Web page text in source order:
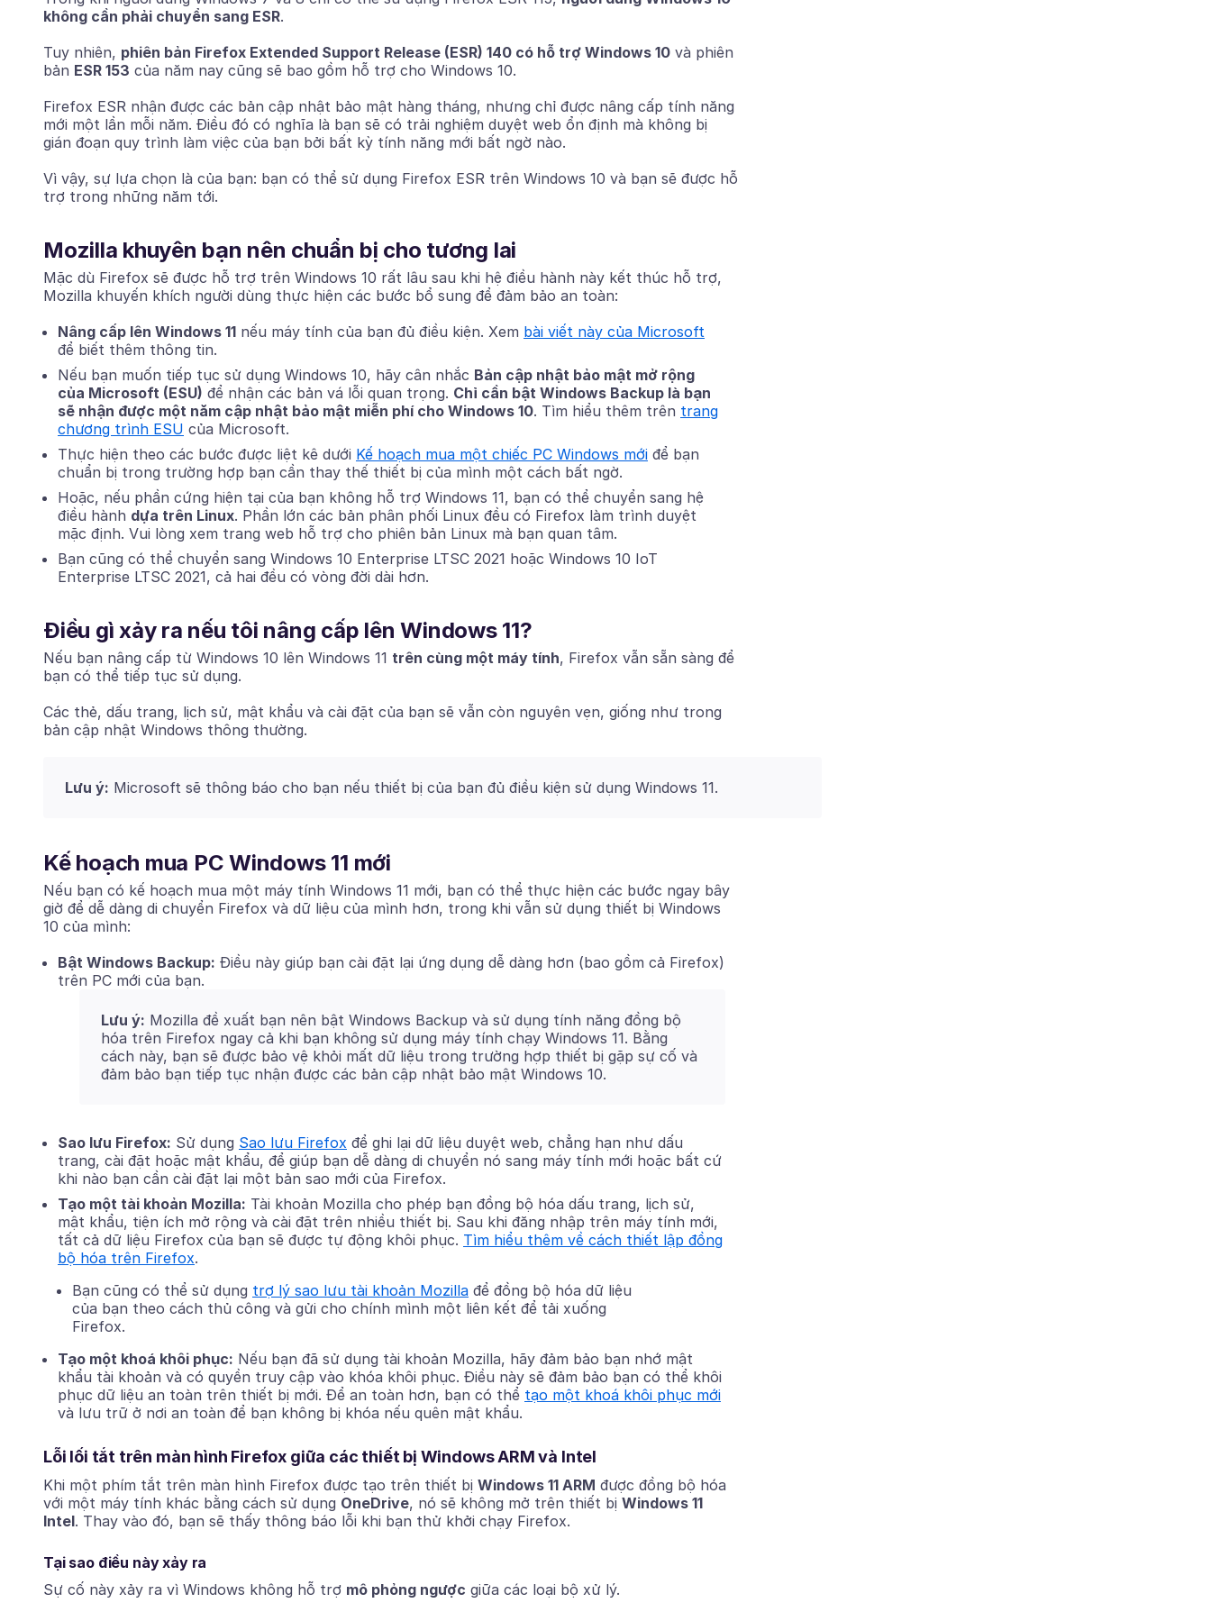
không cần phải chuyển sang ESR.
Tuy nhiên, phiên bản Firefox Extended Support Release (ESR) 140 có hỗ trợ Windows 10 và phiên
bản ESR 153 của năm nay cũng sẽ bao gồm hỗ trợ cho Windows 10.
Firefox ESR nhận được các bản cập nhật bảo mật hàng tháng, nhưng chỉ được nâng cấp tính năng
mới một lần mỗi năm. Điều đó có nghĩa là bạn sẽ có trải nghiệm duyệt web ổn định mà không bị
gián đoạn quy trình làm việc của bạn bởi bất kỳ tính năng mới bất ngờ nào.
Vì vậy, sự lựa chọn là của bạn: bạn có thể sử dụng Firefox ESR trên Windows 10 và bạn sẽ được hỗ
trợ trong những năm tới.
Mozilla khuyên bạn nên chuẩn bị cho tương lai
Mặc dù Firefox sẽ được hỗ trợ trên Windows 10 rất lâu sau khi hệ điều hành này kết thúc hỗ trợ,
Mozilla khuyến khích người dùng thực hiện các bước bổ sung để đảm bảo an toàn:
Nâng cấp lên Windows 11 nếu máy tính của bạn đủ điều kiện. Xem bài viết này của Microsoft
để biết thêm thông tin.
Nếu bạn muốn tiếp tục sử dụng Windows 10, hãy cân nhắc Bản cập nhật bảo mật mở rộng
của Microsoft (ESU) để nhận các bản vá lỗi quan trọng. Chỉ cần bật Windows Backup là bạn
sẽ nhận được một năm cập nhật bảo mật miễn phí cho Windows 10. Tìm hiểu thêm trên trang
chương trình ESU của Microsoft.
Thực hiện theo các bước được liệt kê dưới Kế hoạch mua một chiếc PC Windows mới để bạn
chuẩn bị trong trường hợp bạn cần thay thế thiết bị của mình một cách bất ngờ.
Hoặc, nếu phần cứng hiện tại của bạn không hỗ trợ Windows 11, bạn có thể chuyển sang hệ
điều hành dựa trên Linux. Phần lớn các bản phân phối Linux đều có Firefox làm trình duyệt
mặc định. Vui lòng xem trang web hỗ trợ cho phiên bản Linux mà bạn quan tâm.
Bạn cũng có thể chuyển sang Windows 10 Enterprise LTSC 2021 hoặc Windows 10 IoT
Enterprise LTSC 2021, cả hai đều có vòng đời dài hơn.
Điều gì xảy ra nếu tôi nâng cấp lên Windows 11?
Nếu bạn nâng cấp từ Windows 10 lên Windows 11 trên cùng một máy tính, Firefox vẫn sẵn sàng để
bạn có thể tiếp tục sử dụng.
Các thẻ, dấu trang, lịch sử, mật khẩu và cài đặt của bạn sẽ vẫn còn nguyên vẹn, giống như trong
bản cập nhật Windows thông thường.
Lưu ý: Microsoft sẽ thông báo cho bạn nếu thiết bị của bạn đủ điều kiện sử dụng Windows 11.
Kế hoạch mua PC Windows 11 mới
Nếu bạn có kế hoạch mua một máy tính Windows 11 mới, bạn có thể thực hiện các bước ngay bây
giờ để dễ dàng di chuyển Firefox và dữ liệu của mình hơn, trong khi vẫn sử dụng thiết bị Windows
10 của mình:
Bật Windows Backup: Điều này giúp bạn cài đặt lại ứng dụng dễ dàng hơn (bao gồm cả Firefox)
trên PC mới của bạn.
Lưu ý: Mozilla đề xuất bạn nên bật Windows Backup và sử dụng tính năng đồng bộ
hóa trên Firefox ngay cả khi bạn không sử dụng máy tính chạy Windows 11. Bằng
cách này, bạn sẽ được bảo vệ khỏi mất dữ liệu trong trường hợp thiết bị gặp sự cố và
đảm bảo bạn tiếp tục nhận được các bản cập nhật bảo mật Windows 10.
Sao lưu Firefox: Sử dụng Sao lưu Firefox để ghi lại dữ liệu duyệt web, chẳng hạn như dấu
trang, cài đặt hoặc mật khẩu, để giúp bạn dễ dàng di chuyển nó sang máy tính mới hoặc bất cứ
khi nào bạn cần cài đặt lại một bản sao mới của Firefox.
Tạo một tài khoản Mozilla: Tài khoản Mozilla cho phép bạn đồng bộ hóa dấu trang, lịch sử,
mật khẩu, tiện ích mở rộng và cài đặt trên nhiều thiết bị. Sau khi đăng nhập trên máy tính mới,
tất cả dữ liệu Firefox của bạn sẽ được tự động khôi phục. Tìm hiểu thêm về cách thiết lập đồng
bộ hóa trên Firefox.
Bạn cũng có thể sử dụng trợ lý sao lưu tài khoản Mozilla để đồng bộ hóa dữ liệu
của bạn theo cách thủ công và gửi cho chính mình một liên kết để tải xuống
Firefox.
Tạo một khoá khôi phục: Nếu bạn đã sử dụng tài khoản Mozilla, hãy đảm bảo bạn nhớ mật
khẩu tài khoản và có quyền truy cập vào khóa khôi phục. Điều này sẽ đảm bảo bạn có thể khôi
phục dữ liệu an toàn trên thiết bị mới. Để an toàn hơn, bạn có thể tạo một khoá khôi phục mới
và lưu trữ ở nơi an toàn để bạn không bị khóa nếu quên mật khẩu.
Lỗi lối tắt trên màn hình Firefox giữa các thiết bị Windows ARM và Intel
Khi một phím tắt trên màn hình Firefox được tạo trên thiết bị Windows 11 ARM được đồng bộ hóa
với một máy tính khác bằng cách sử dụng OneDrive, nó sẽ không mở trên thiết bị Windows 11
Intel. Thay vào đó, bạn sẽ thấy thông báo lỗi khi bạn thử khởi chạy Firefox.
Tại sao điều này xảy ra
Sự cố này xảy ra vì Windows không hỗ trợ mô phỏng ngược giữa các loại bộ xử lý.